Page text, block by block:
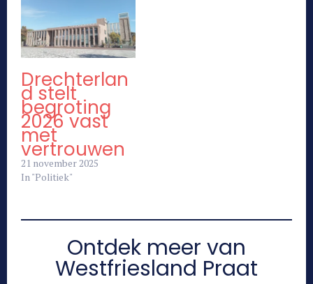
Drechterlan
d stelt
begroting
2026 vast
met
vertrouwen
21 november 2025
In "Politiek"
Ontdek meer van
Westfriesland Praat